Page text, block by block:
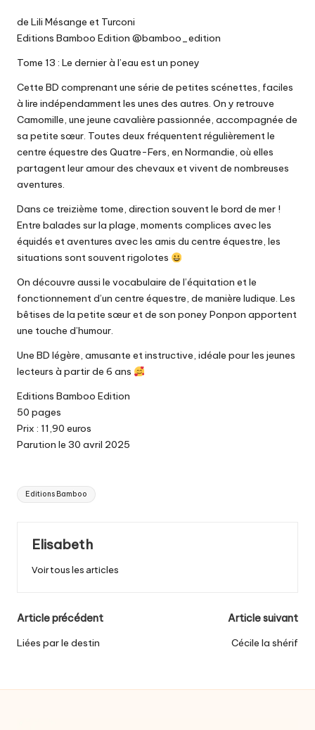
de Lili Mésange et Turconi
Editions Bamboo Edition @bamboo_edition
Tome 13 : Le dernier à l’eau est un poney
Cette BD comprenant une série de petites scénettes, faciles
à lire indépendamment les unes des autres. On y retrouve
Camomille, une jeune cavalière passionnée, accompagnée de
sa petite sœur. Toutes deux fréquentent régulièrement le
centre équestre des Quatre-Fers, en Normandie, où elles
partagent leur amour des chevaux et vivent de nombreuses
aventures.
Dans ce treizième tome, direction souvent le bord de mer !
Entre balades sur la plage, moments complices avec les
équidés et aventures avec les amis du centre équestre, les
situations sont souvent rigolotes
On découvre aussi le vocabulaire de l’équitation et le
fonctionnement d’un centre équestre, de manière ludique. Les
bêtises de la petite sœur et de son poney Ponpon apportent
une touche d’humour.
Une BD légère, amusante et instructive, idéale pour les jeunes
lecteurs à partir de 6 ans
Editions Bamboo Edition
50 pages
Prix : 11,90 euros
Parution le 30 avril 2025
Tags:
Editions Bamboo
Elisabeth
Voir tous les articles
Post
navigation
Article précédent
Liées par le destin
Article suivant
Cécile la shérif